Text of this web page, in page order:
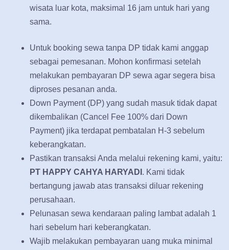
wisata luar kota, maksimal 16 jam untuk hari yang
sama.
Untuk booking sewa tanpa DP tidak kami anggap
sebagai pemesanan. Mohon konfirmasi setelah
melakukan pembayaran DP sewa agar segera bisa
diproses pesanan anda.
Down Payment (DP) yang sudah masuk tidak dapat
dikembalikan (Cancel Fee 100% dari Down
Payment) jika terdapat pembatalan H-3 sebelum
keberangkatan.
Pastikan transaksi Anda melalui rekening kami, yaitu:
PT HAPPY CAHYA HARYADI . Kami tidak
bertangung jawab atas transaksi diluar rekening
perusahaan.
Pelunasan sewa kendaraan paling lambat adalah 1
hari sebelum hari keberangkatan.
Wajib melakukan pembayaran uang muka minimal